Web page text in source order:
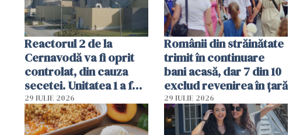
Reactorul 2 de la
Cernavodă va fi oprit
controlat, din cauza
secetei. Unitatea 1 a fost
deja oprită
29 IULIE 2026
Românii din străinătate
trimit în continuare
bani acasă, dar 7 din 10
exclud revenirea în țară
29 IULIE 2026